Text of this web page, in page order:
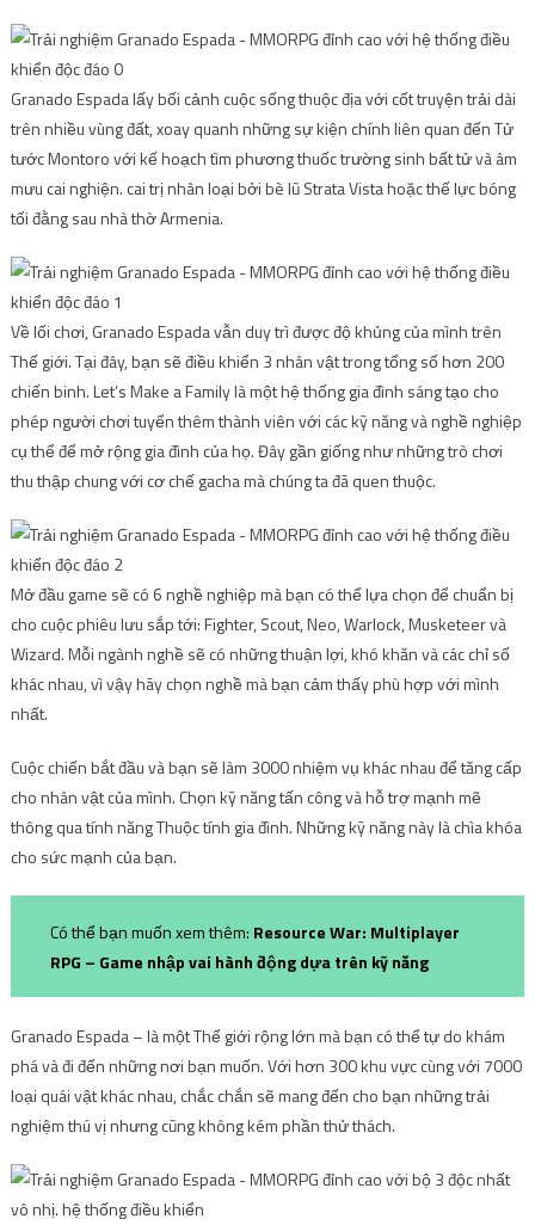
Granado Espada lấy bối cảnh cuộc sống thuộc địa với cốt truyện trải dài
trên nhiều vùng đất, xoay quanh những sự kiện chính liên quan đến Tử
tước Montoro với kế hoạch tìm phương thuốc trường sinh bất tử và âm
mưu cai nghiện. cai trị nhân loại bởi bè lũ Strata Vista hoặc thế lực bóng
tối đằng sau nhà thờ Armenia.
Về lối chơi, Granado Espada vẫn duy trì được độ khủng của mình trên
Thế giới. Tại đây, bạn sẽ điều khiển 3 nhân vật trong tổng số hơn 200
chiến binh. Let’s Make a Family là một hệ thống gia đình sáng tạo cho
phép người chơi tuyển thêm thành viên với các kỹ năng và nghề nghiệp
cụ thể để mở rộng gia đình của họ. Đây gần giống như những trò chơi
thu thập chung với cơ chế gacha mà chúng ta đã quen thuộc.
Mở đầu game sẽ có 6 nghề nghiệp mà bạn có thể lựa chọn để chuẩn bị
cho cuộc phiêu lưu sắp tới: Fighter, Scout, Neo, Warlock, Musketeer và
Wizard. Mỗi ngành nghề sẽ có những thuận lợi, khó khăn và các chỉ số
khác nhau, vì vậy hãy chọn nghề mà bạn cảm thấy phù hợp với mình
nhất.
Cuộc chiến bắt đầu và bạn sẽ làm 3000 nhiệm vụ khác nhau để tăng cấp
cho nhân vật của mình. Chọn kỹ năng tấn công và hỗ trợ mạnh mẽ
thông qua tính năng Thuộc tính gia đình. Những kỹ năng này là chìa khóa
cho sức mạnh của bạn.
Có thể bạn muốn xem thêm: Resource War: Multiplayer
RPG – Game nhập vai hành động dựa trên kỹ năng
Granado Espada – là một Thế giới rộng lớn mà bạn có thể tự do khám
phá và đi đến những nơi bạn muốn. Với hơn 300 khu vực cùng với 7000
loại quái vật khác nhau, chắc chắn sẽ mang đến cho bạn những trải
nghiệm thú vị nhưng cũng không kém phần thử thách.